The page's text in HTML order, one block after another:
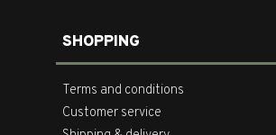
SHOPPING
Terms and conditions
Customer service